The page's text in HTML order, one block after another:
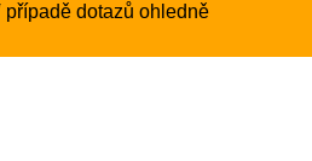
dotazů ohledně